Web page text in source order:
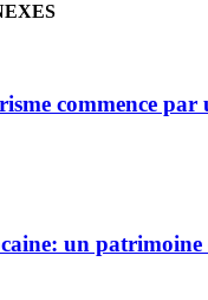
commence par
un